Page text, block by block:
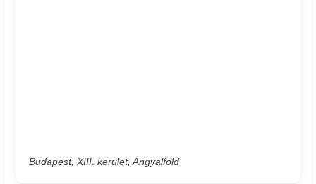
Budapest, XIII. kerület, Angyalföld